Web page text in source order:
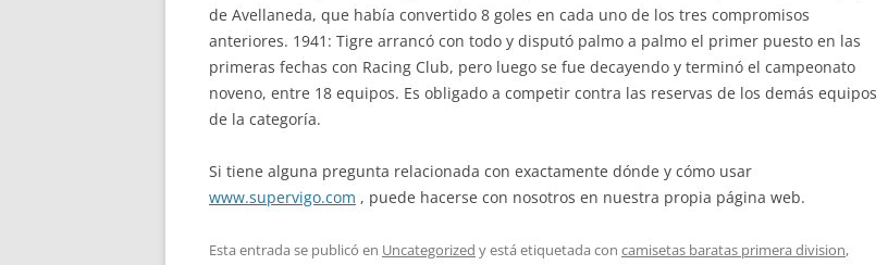
de Avellaneda, que había convertido 8 goles en cada uno de los tres compromisos
anteriores. 1941: Tigre arrancó con todo y disputó palmo a palmo el primer puesto en las
primeras fechas con Racing Club, pero luego se fue decayendo y terminó el campeonato
noveno, entre 18 equipos. Es obligado a competir contra las reservas de los demás equipos
de la categoría.
Si tiene alguna pregunta relacionada con exactamente dónde y cómo usar
www.supervigo.com , puede hacerse con nosotros en nuestra propia página web.
Esta entrada se publicó en Uncategorized y está etiquetada con camisetas baratas primera division,